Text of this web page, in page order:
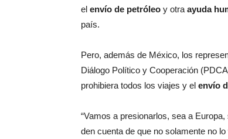
el envío de petróleo y otraayuda
país.
Pero, además de México, los
Diálogo Político y Cooperación
prohibiera todos los viajes y el envío
“Vamos a presionarlos, sea a Europa,
den cuenta de que no solamente no